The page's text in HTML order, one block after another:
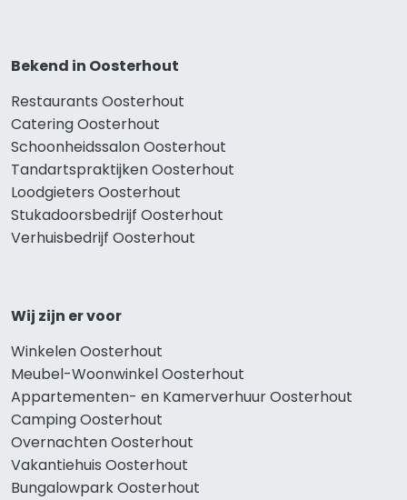
Bekend in Oosterhout
Restaurants Oosterhout
Catering Oosterhout
Schoonheidssalon Oosterhout
Tandartspraktijken Oosterhout
Loodgieters Oosterhout
Stukadoorsbedrijf Oosterhout
Verhuisbedrijf Oosterhout
Wij zijn er voor
Winkelen Oosterhout
Meubel-Woonwinkel Oosterhout
Appartementen- en Kamerverhuur Oosterhout
Camping Oosterhout
Overnachten Oosterhout
Vakantiehuis Oosterhout
Bungalowpark Oosterhout